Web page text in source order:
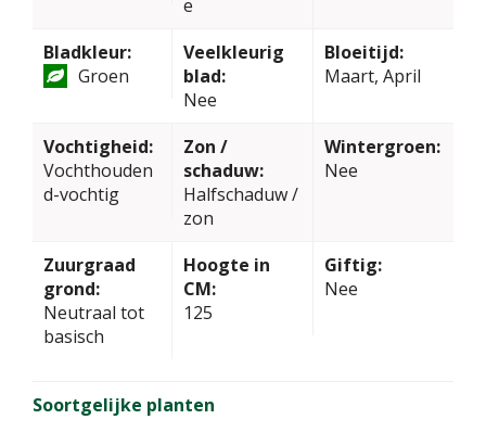
e
Bladkleur:
Groen
Veelkleurig
blad:
Nee
Bloeitijd:
Maart, April
Vochtigheid:
Vochthouden
d-vochtig
Zon /
schaduw:
Halfschaduw /
zon
Wintergroen:
Nee
Zuurgraad
grond:
Neutraal tot
basisch
Hoogte in
CM:
125
Giftig:
Nee
Soortgelijke planten